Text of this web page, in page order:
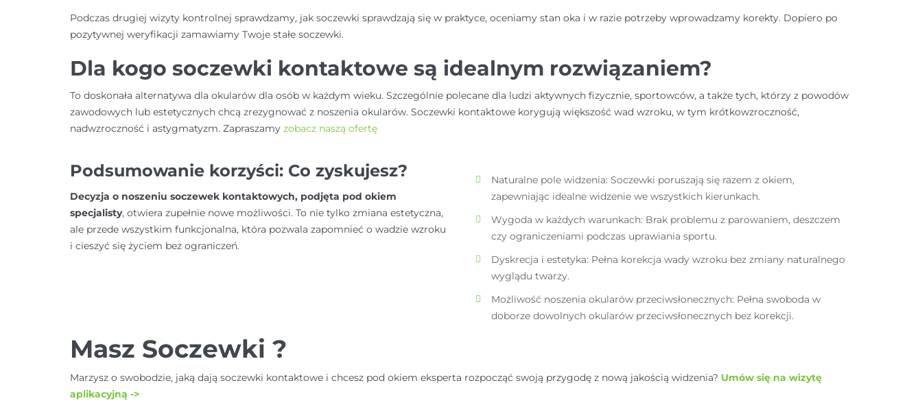
Podczas drugiej wizyty kontrolnej sprawdzamy, jak soczewki sprawdzają się w praktyce, oceniamy stan oka i w razie potrzeby wprowadzamy korekty. Dopiero po
pozytywnej weryfikacji zamawiamy Twoje stałe soczewki.
Dla kogo soczewki kontaktowe są idealnym rozwiązaniem?
To doskonała alternatywa dla okularów dla osób w każdym wieku. Szczególnie polecane dla ludzi aktywnych fizycznie, sportowców, a także tych, którzy z powodów
zawodowych lub estetycznych chcą zrezygnować z noszenia okularów. Soczewki kontaktowe korygują większość wad wzroku, w tym krótkowzroczność,
nadwzroczność i astygmatyzm. Zapraszamy zobacz naszą ofertę
Podsumowanie korzyści: Co zyskujesz?
Decyzja o noszeniu soczewek kontaktowych, podjęta pod okiem
specjalisty, otwiera zupełnie nowe możliwości. To nie tylko zmiana estetyczna,
ale przede wszystkim funkcjonalna, która pozwala zapomnieć o wadzie wzroku
i cieszyć się życiem bez ograniczeń.
Naturalne pole widzenia: Soczewki poruszają się razem z okiem,
zapewniając idealne widzenie we wszystkich kierunkach.
Wygoda w każdych warunkach: Brak problemu z parowaniem, deszczem
czy ograniczeniami podczas uprawiania sportu.
Dyskrecja i estetyka: Pełna korekcja wady wzroku bez zmiany naturalnego
wyglądu twarzy.
Możliwość noszenia okularów przeciwsłonecznych: Pełna swoboda w
doborze dowolnych okularów przeciwsłonecznych bez korekcji.
Masz Soczewki ?
Marzysz o swobodzie, jaką dają soczewki kontaktowe i chcesz pod okiem eksperta rozpocząć swoją przygodę z nową jakością widzenia? Umów się na wizytę
aplikacyjną ->